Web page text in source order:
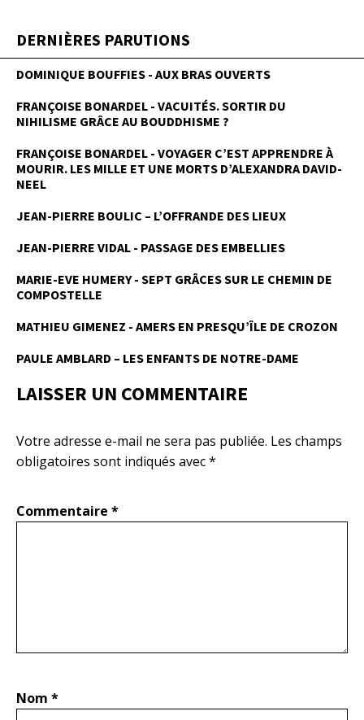
DERNIÈRES PARUTIONS
DOMINIQUE BOUFFIES - AUX BRAS OUVERTS
FRANÇOISE BONARDEL - VACUITÉS. SORTIR DU
NIHILISME GRÂCE AU BOUDDHISME ?
FRANÇOISE BONARDEL - VOYAGER C’EST APPRENDRE À
MOURIR. LES MILLE ET UNE MORTS D’ALEXANDRA DAVID-
NEEL
JEAN-PIERRE BOULIC – L’OFFRANDE DES LIEUX
JEAN-PIERRE VIDAL - PASSAGE DES EMBELLIES
MARIE-EVE HUMERY - SEPT GRÂCES SUR LE CHEMIN DE
COMPOSTELLE
MATHIEU GIMENEZ - AMERS EN PRESQU’ÎLE DE CROZON
PAULE AMBLARD – LES ENFANTS DE NOTRE-DAME
LAISSER UN COMMENTAIRE
Votre adresse e-mail ne sera pas publiée. Les champs
obligatoires sont indiqués avec*
Commentaire *
Nom *